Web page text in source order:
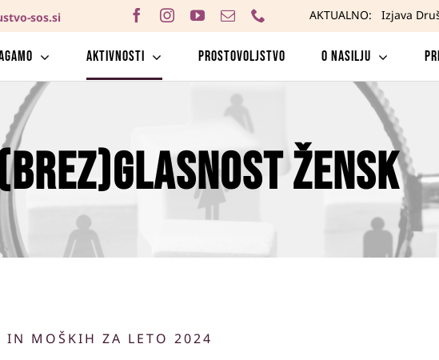
sos.si AKTUALNO: Izjava
Aktivnosti Prostovoljstvo O nasilju
ŽENSK
IN MOŠKIH ZA LETO 2024